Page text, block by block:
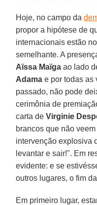
Hoje, no campo da
propor a hipótese de
internacionais estão
semelhante. A
Aïssa Maïga ao lado
Adama e por todas as
passado, não pode
cerimônia de
carta deVirginie
brancos que não
intervenção explosiva
levantar e sair!". Em
evidente: e se
outros lugares, o fim
Em primeiro lugar,